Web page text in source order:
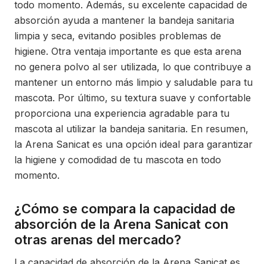
todo momento. Además, su excelente capacidad de
absorción ayuda a mantener la bandeja sanitaria
limpia y seca, evitando posibles problemas de
higiene. Otra ventaja importante es que esta arena
no genera polvo al ser utilizada, lo que contribuye a
mantener un entorno más limpio y saludable para tu
mascota. Por último, su textura suave y confortable
proporciona una experiencia agradable para tu
mascota al utilizar la bandeja sanitaria. En resumen,
la Arena Sanicat es una opción ideal para garantizar
la higiene y comodidad de tu mascota en todo
momento.
¿Cómo se compara la capacidad de
absorción de la Arena Sanicat con
otras arenas del mercado?